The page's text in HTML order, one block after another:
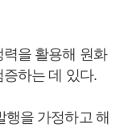
을 활용해 원화
하는 데 있다.
행을 가정하고 해